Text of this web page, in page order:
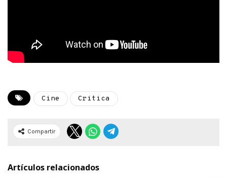
Cine Critica
Compartir
Artículos relacionados